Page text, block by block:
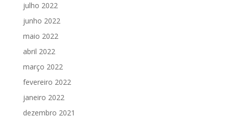
julho 2022
junho 2022
maio 2022
abril 2022
março 2022
fevereiro 2022
janeiro 2022
dezembro 2021